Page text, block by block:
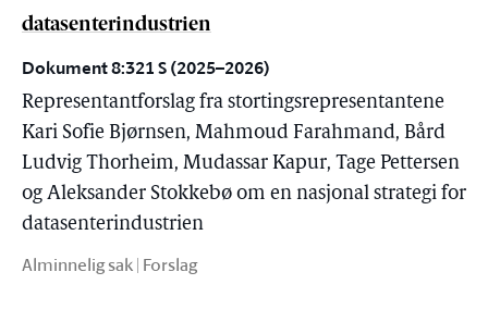
datasenterindustrien
Dokument 8:321 S (2025–2026)
Representantforslag fra stortingsrepresentantene
Kari Sofie Bjørnsen, Mahmoud Farahmand, Bård
Ludvig Thorheim, Mudassar Kapur, Tage Pettersen
og Aleksander Stokkebø om en nasjonal strategi for
datasenterindustrien
Alminnelig sak | Forslag